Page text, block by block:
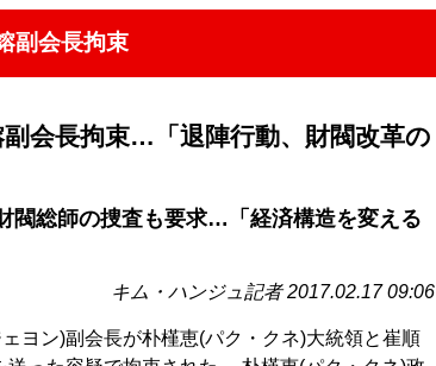
副会長拘束
会長拘束…「退陣行動、財閥改革の
閥総師の捜査も要求…「経済構造を変える
キム・ハンジュ記者 2017.02.17 09:06
ヨン)副会長が朴槿恵(パク・クネ)大統領と崔順